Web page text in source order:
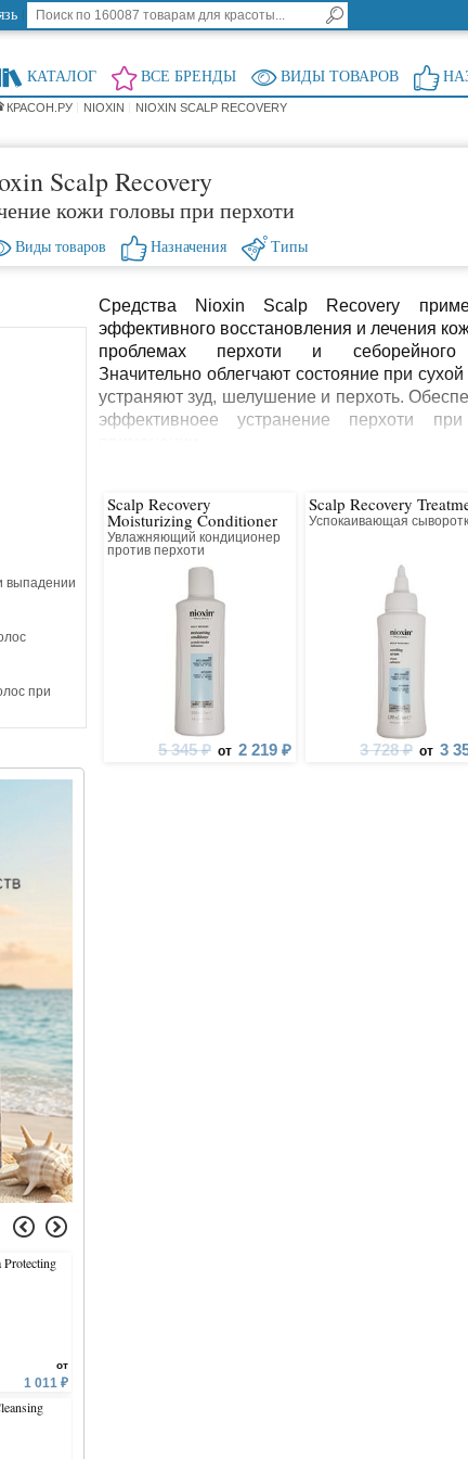
КАТАЛОГ ВСЕ БРЕНДЫ ВИДЫ ТОВАРОВ
КРАСОН.РУ NIOXIN NIOXIN SCALP RECOVERY
Scalp Recovery
кожи головы при перхоти
Виды товаров Назначения Типы
выпадении
при
Protecting
от
1 011 ₽
Средства Nioxin Scalp Recovery
эффективного восстановления и лечения
проблемах перхоти и себорейного
Значительно облегчают состояние при
устраняют зуд, шелушение и перхоть.
эффективноее устранение перхоти при
Scalp Recovery
Moisturizing Conditioner
Увлажняющий кондиционер
против перхоти
5 345 ₽ от 2 219 ₽
Scalp Recovery
Успокаивающая
3 728 ₽ от 3